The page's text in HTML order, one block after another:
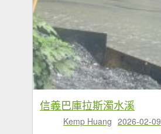
信義巴庫拉斯濁水溪
Kemp Huang 2026-02-09